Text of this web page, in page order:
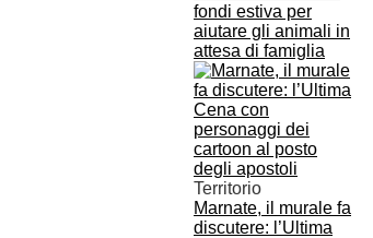
fondi estiva per
aiutare gli animali in
attesa di famiglia
Territorio
Marnate, il murale fa
discutere: l’Ultima